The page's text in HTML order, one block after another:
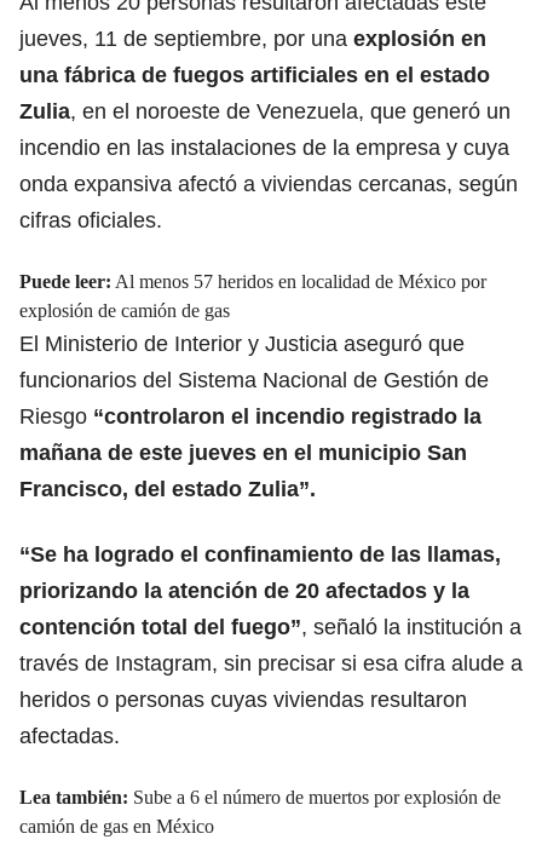
jueves, 11 de septiembre, por una explosión en
una fábrica de fuegos artificiales en el estado
Zulia, en el noroeste de Venezuela, que generó un
incendio en las instalaciones de la empresa y cuya
onda expansiva afectó a viviendas cercanas, según
cifras oficiales.
Puede leer: Al menos 57 heridos en localidad de México por
explosión de camión de gas
El Ministerio de Interior y Justicia aseguró que
funcionarios del Sistema Nacional de Gestión de
Riesgo “controlaron el incendio registrado la
mañana de este jueves en el municipio San
Francisco, del estado Zulia”.
“Se ha logrado el confinamiento de las llamas,
priorizando la atención de 20 afectados y la
contención total del fuego”, señaló la institución a
través de Instagram, sin precisar si esa cifra alude a
heridos o personas cuyas viviendas resultaron
afectadas.
Lea también: Sube a 6 el número de muertos por explosión de
camión de gas en México